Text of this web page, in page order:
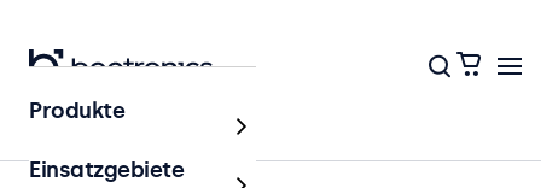
Zutrittskontrolle
Produkte
Einsatzgebiete